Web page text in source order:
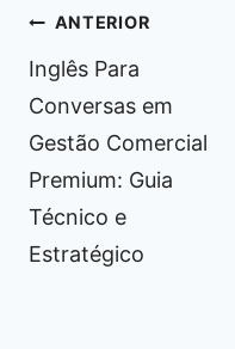
Navegação
de
Post
ANTERIOR
Inglês Para
Conversas em
Gestão Comercial
Premium: Guia
Técnico e
Estratégico